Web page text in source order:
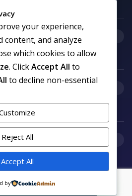
canal no WhatsApp
your experience,
content, and analyze
which cookies to allow
. ClickAccept All to
to decline non-essential
Reject All
Accept All
by